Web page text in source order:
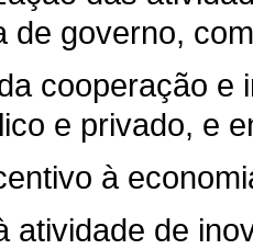
de governo,
cooperação e
e privado, e
à
atividade de